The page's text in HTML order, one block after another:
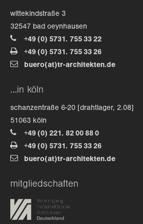
wittekindstraße 3
32547 bad oeynhausen
+49 (0) 5731. 755 33 22
+49 (0) 5731. 755 33 26
buero(at)tr-architekten.de
…in köln
schanzentraße 6-20 [drahtlager, 2.08]
51063 köln
+49 (0) 221. 82 00 88 0
+49 (0) 5731. 755 33 26
buero(at)tr-architekten.de
mitgliedschaften